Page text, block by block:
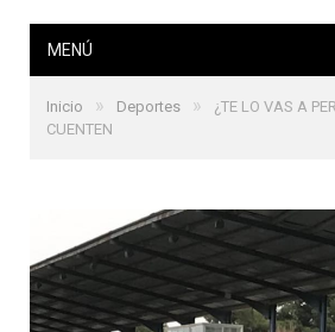
MENÚ
Inicio » Deportes »
¿TE LO VAS A
CUENTEN